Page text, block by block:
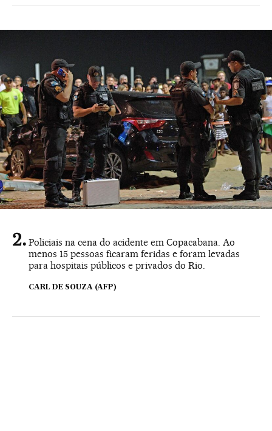
Policiais na cena do acidente em Copacabana. Ao
menos 15 pessoas ficaram feridas e foram levadas
para hospitais públicos e privados do Rio.
CARL DE SOUZA (AFP)